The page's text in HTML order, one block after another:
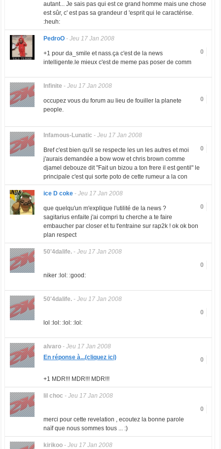
autant... Je sais pas qui est ce grand homme mais une chose
est sûr, c' est pas sa grandeur d 'esprit qui le caractérise.
:heuh:
PedroO- Jeu 17 Jan 2008
0
+1 pour da_smile et nass.ça c'est de la news
intelligente.le mieux c'est de meme pas poser de comm
Infinite - Jeu 17 Jan 2008
0
occupez vous du forum au lieu de fouiller la planete
people.
Infamous-Lunatic - Jeu 17 Jan 2008
0
Bref c'est bien qu'il se respecte les un les autres et moi
j'aurais demandée a bow wow et chris brown comme
djamel debouze dit "Fait un bizou a ton frere il est gentil" le
principale c'est qui sorte poto de cette rumeur a la con
ice D coke- Jeu 17 Jan 2008
0
que quelqu'un m'explique l'utilité de la news ?
sagitarius enfaite j'ai compri tu cherche a te faire
embaucher par closer et tu t'entraine sur rap2k ! ok ok bon
plan respect
50'4dalife.- Jeu 17 Jan 2008
0
niker :lol: :good:
50'4dalife.- Jeu 17 Jan 2008
0
lol :lol: :lol: :lol:
alvaro- Jeu 17 Jan 2008
0
En réponse à...(cliquez ici)
+1 MDR!!! MDR!!! MDR!!!
lil choc - Jeu 17 Jan 2008
0
merci pour cette revelation , ecoutez la bonne parole
naïf que nous sommes tous ... :)
kirikoo- Jeu 17 Jan 2008